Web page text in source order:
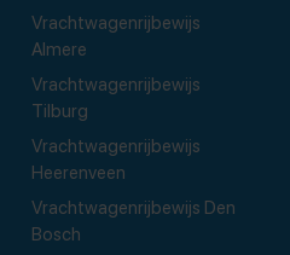
Vrachtwagenrijbewijs
Almere
Vrachtwagenrijbewijs
Tilburg
Vrachtwagenrijbewijs
Heerenveen
Vrachtwagenrijbewijs Den
Bosch